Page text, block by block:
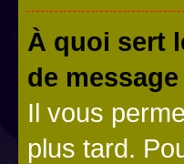
À quoi sert
de message
Il vous
plus tard.